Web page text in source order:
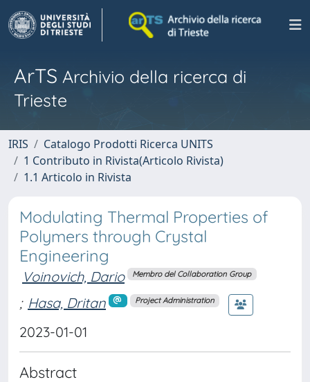
ArTS Archivio della ricerca di
Trieste
IRIS
Catalogo Prodotti Ricerca UNITS
1 Contributo in Rivista(Articolo Rivista)
1.1 Articolo in Rivista
Modulating Thermal Properties of
Polymers through Crystal
Engineering
Voinovich, Dario Membro del Collaboration Group
; Hasa, Dritan Project Administration
2023-01-01
Abstract